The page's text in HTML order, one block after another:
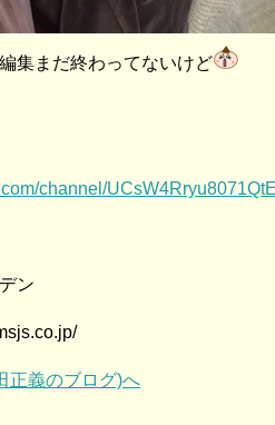
集まだ終わってないけど
channel/
ン
正義のブログ)へ